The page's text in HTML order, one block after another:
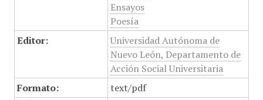
Ensayos
Poesía
Editor:
Universidad Autónoma de
Nuevo León, Departamento de
Acción Social Universitaria
Formato:
text/pdf